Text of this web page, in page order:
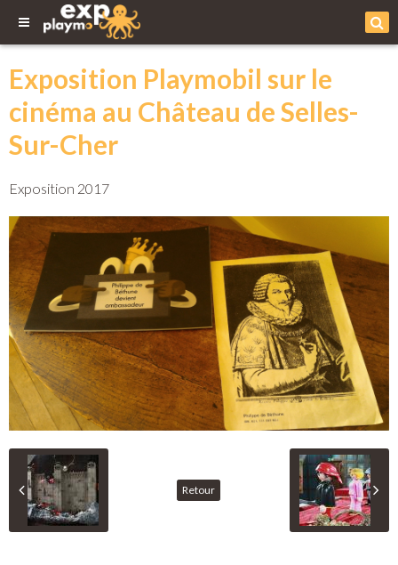
Exposition Playmobil sur le
cinéma au Château de Selles-
Sur-Cher
Exposition 2017
Retour